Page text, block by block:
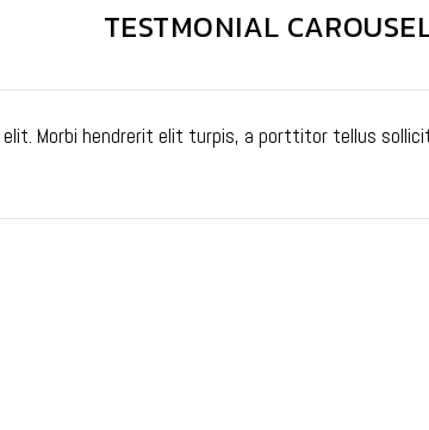
TESTMONIAL
Morbi hendrerit elit turpis, a porttitor tellus